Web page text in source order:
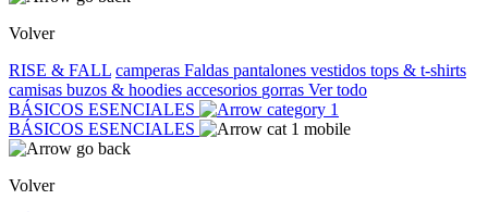
Volver
RISE & FALL camperas Faldas pantalones vestidos tops & t-shirts
camisas buzos & hoodies accesorios gorras Ver todo
BÁSICOS ESENCIALES
BÁSICOS ESENCIALES
Volver